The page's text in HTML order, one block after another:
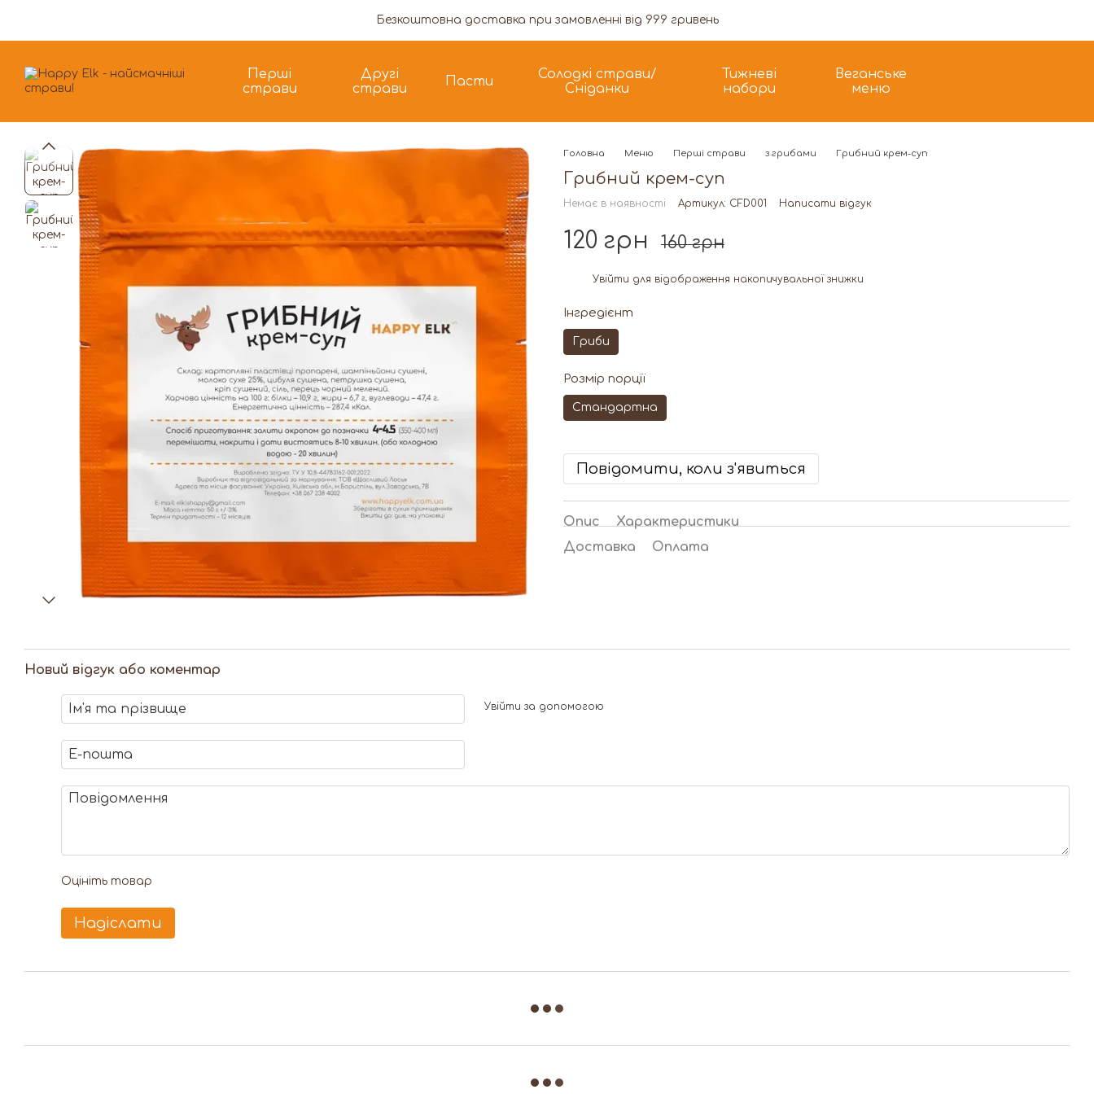
Безкоштовна доставка при замовленні від 999 гривень
Перші
страви
Другі
страви
Пасти
Солодкі страви/
Сніданки
Тижневі
набори
Веганське
меню
Головна Меню Перші страви з грибами Грибний крем-суп
Грибний крем-суп
Немає в наявності Артикул: CFD001 Написати відгук
120 грн 160 грн
Увійти для відображення накопичувальної знижки
Інгредієнт
Гриби
Розмір порції
Стандартна
Повідомити, коли з'явиться
Опис
Характеристики
Доставка
Оплата
Новий відгук або коментар
Увійти за допомогою
Оцініть товар
Надіслати